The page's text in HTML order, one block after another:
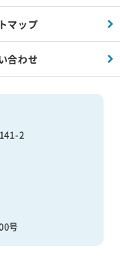
2
号
マップ
合わせ